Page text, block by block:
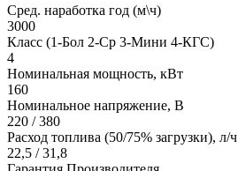
Сред. наработка год (м\ч)
3000
Класс (1-Бол 2-Ср 3-Мини 4-КГС)
4
Номинальная мощность, кВт
160
Номинальное напряжение, В
220 / 380
Расход топлива (50/75% загрузки), л/ч
22,5 / 31,8